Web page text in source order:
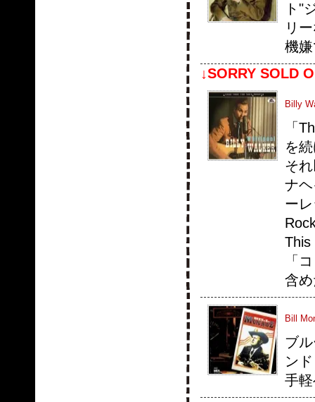
ト"
リ
機
↓SORRY SOLD
Billy
「
を
そ
ナ
ー
This
「
含
Bill
ブ
ン
手